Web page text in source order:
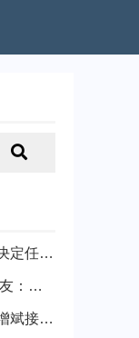
甘肃省人民代表大会常务委员会决定任免名单
大雪后东北小孩挖出三室一厅 网友：南方的娃很羡慕
海南省委常委、海口市委书记罗增斌接受中央纪委国家监委纪律审查和监察调查